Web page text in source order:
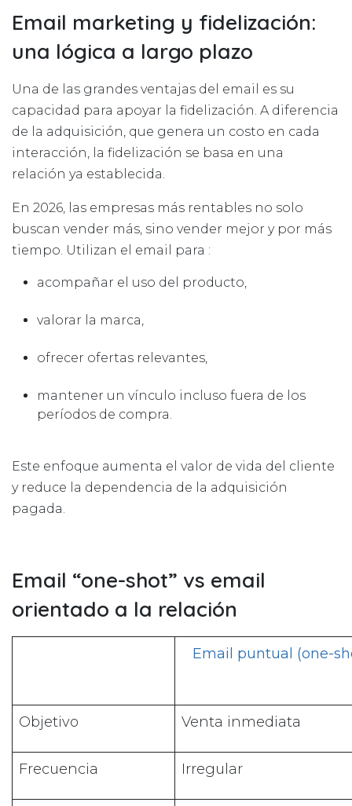
Email marketing y fidelización:
una lógica a largo plazo
Una de las grandes ventajas del email es su
capacidad para apoyar la fidelización. A diferencia
de la adquisición, que genera un costo en cada
interacción, la fidelización se basa en una
relación ya establecida.
En 2026, las empresas más rentables no solo
buscan vender más, sino vender mejor y por más
tiempo. Utilizan el email para :
acompañar el uso del producto,
valorar la marca,
ofrecer ofertas relevantes,
mantener un vínculo incluso fuera de los
períodos de compra.
Este enfoque aumenta el valor de vida del cliente
y reduce la dependencia de la adquisición
pagada.
Email “one-shot” vs email
orientado a la relación
Email puntual (one-
Objetivo Venta inmediata
Frecuencia Irregular